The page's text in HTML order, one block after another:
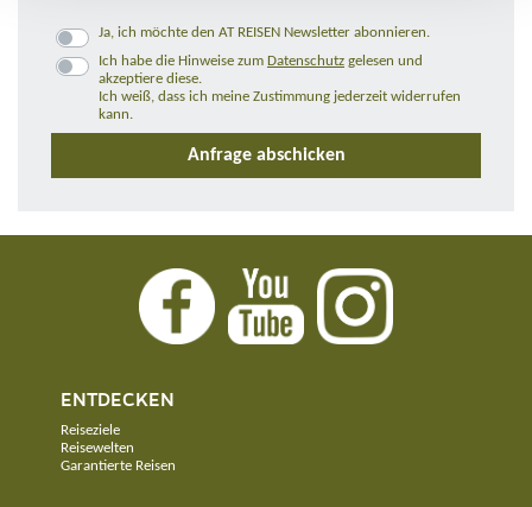
Ja, ich möchte den AT REISEN Newsletter abonnieren.
Ich habe die Hinweise zum Datenschutz gelesen und
akzeptiere diese.
Ich weiß, dass ich meine Zustimmung jederzeit widerrufen
kann.
ENTDECKEN
Reiseziele
Reisewelten
Garantierte Reisen